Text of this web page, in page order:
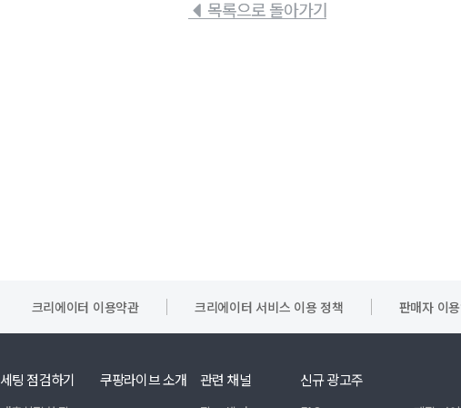
목록으로 돌아가기
크리에이터 이용약관 크리에이터 서비스 이용 정책 판매자 이
세팅 점검하기 쿠팡라이브 소개 관련 채널 신규 광고주